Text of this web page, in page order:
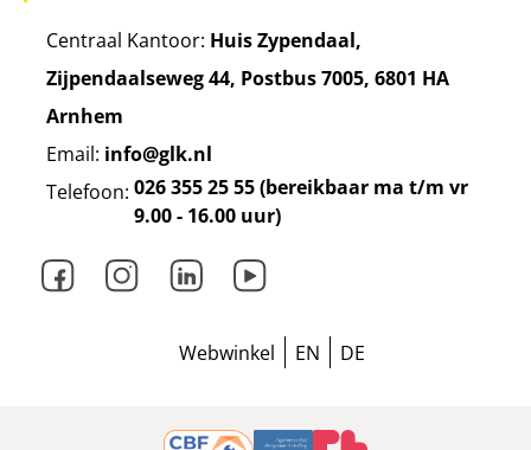
Centraal Kantoor: Huis Zypendaal,
Zijpendaalseweg 44, Postbus 7005, 6801 HA
Arnhem
Email: info@glk.nl
Telefoon: 026 355 25 55 (bereikbaar ma t/m vr
9.00 - 16.00 uur)
Webwinkel
EN DE